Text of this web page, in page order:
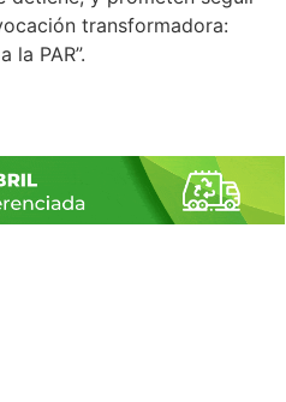
transformadora:
la PAR”.